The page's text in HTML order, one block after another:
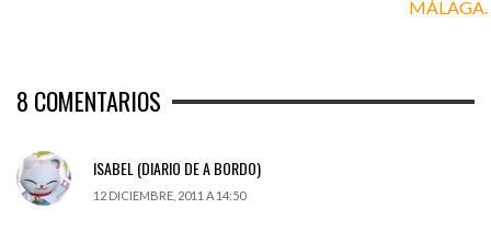
8 COMENTARIOS
ISABEL (DIARIO DE A BORDO)
12 DICIEMBRE, 2011 A 14:50